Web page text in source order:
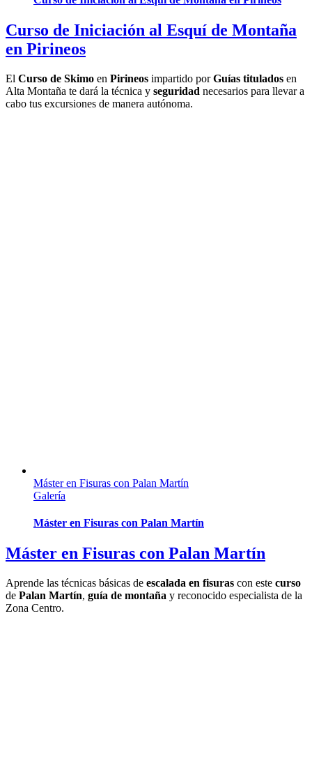
Curso de Iniciación al Esquí de Montaña
en Pirineos
El Curso de Skimo en Pirineos impartido porGuías titulados en
Alta Montaña te dará la técnica y seguridad necesarios para llevar a
cabo tus excursiones de manera autónoma.
Máster en Fisuras con Palan Martín
Galería
Máster en Fisuras con Palan Martín
Máster en Fisuras con Palan Martín
Aprende las técnicas básicas de escalada en fisuras con este curso
de Palan Martín, guía de montaña y reconocido especialista de la
Zona Centro.